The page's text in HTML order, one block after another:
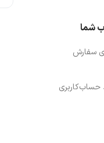
شما
سفارش
حساب‌کاربری